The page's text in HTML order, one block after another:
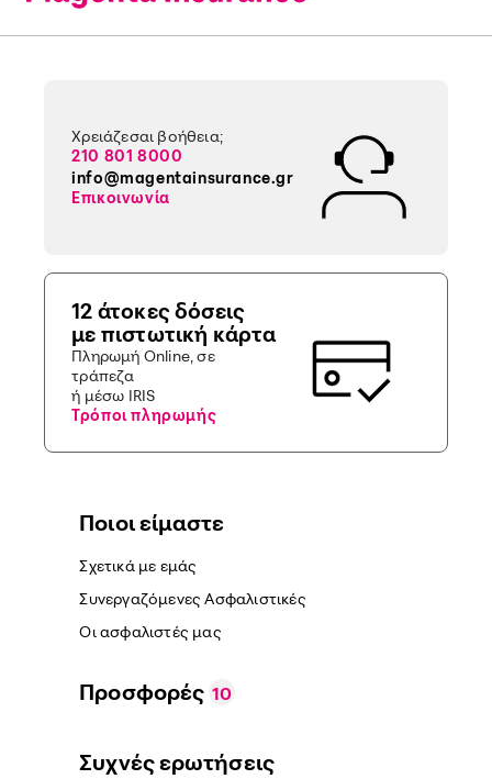
Ποιοι είμαστε
Σχετικά με εμάς
Συνεργαζόμενες Ασφαλιστικές
Οι ασφαλιστές μας
Προσφορές 10
Συχνές ερωτήσεις
Χρειάζεσαι βοήθεια;
210 801 8000
info@magentainsurance.gr
Επικοινωνία
12 άτοκες δόσεις
με πιστωτική κάρτα
Πληρωμή Online, σε
τράπεζα
ή μέσω IRIS
Τρόποι πληρωμής